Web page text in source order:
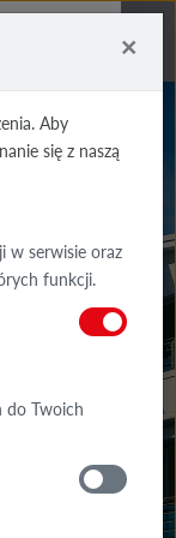
×
Aby
się z naszą
w serwisie oraz
funkcji.
do Twoich